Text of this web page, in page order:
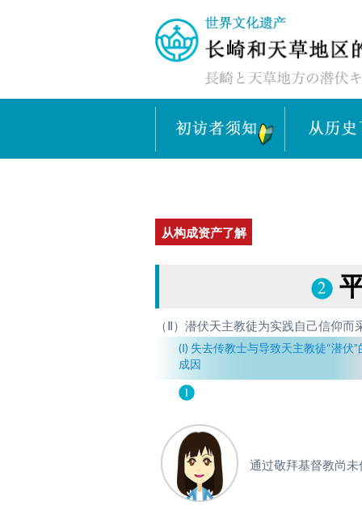
从构成资产了解
（Ⅱ）潜伏天主教徒为实践自己信仰而
(Ⅰ) 失去传教士与导致天主教徒“潜伏”
成因
通过敬拜基督教尚